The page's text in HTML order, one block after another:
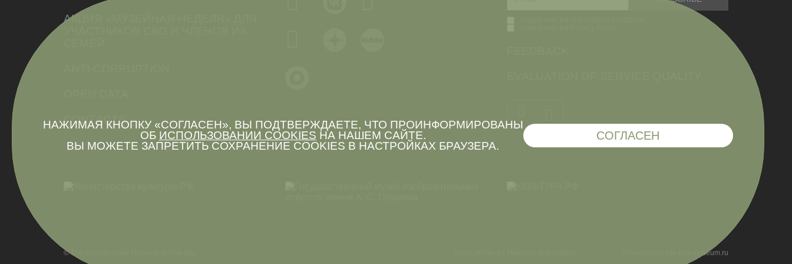
НАЖИМАЯ КНОПКУ «СОГЛАСЕН», ВЫ ПОДТВЕРЖДАЕТЕ, ЧТО ПРОИНФОРМИРОВАНЫ
ОБ ИСПОЛЬЗОВАНИИ COOKIES НА НАШЕМ САЙТЕ.
ВЫ МОЖЕТЕ ЗАПРЕТИТЬ СОХРАНЕНИЕ COOKIES В НАСТРОЙКАХ БРАУЗЕРА.
СОГЛАСЕН
АКЦИЯ «МУЗЕЙНАЯ НЕДЕЛЯ» ДЛЯ
CONTACTS
© The Pushkin State Museum of Fine Arts Previos (old) site arts-museum.ru